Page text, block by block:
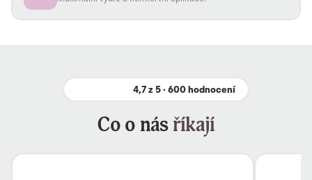
4,7 z 5 · 600 hodnocení
Co o násříkají